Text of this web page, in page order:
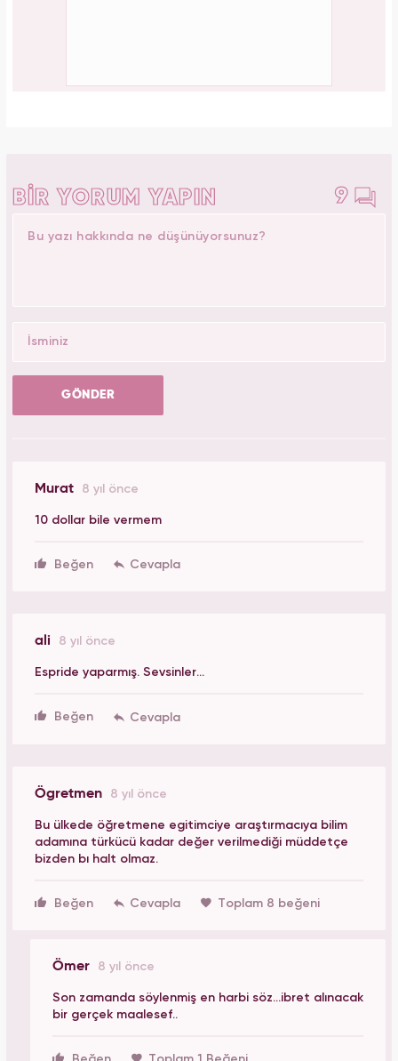
BİR YORUM YAPIN 9
GÖNDER
Murat 8 yıl önce
10 dollar bile vermem
Beğen
ali 8 yıl önce
Espride yaparmış. Sevsinler...
Beğen
Ögretmen 8 yıl önce
Bu ülkede öğretmene egitimciye araştırmacıya bilim
adamına türkücü kadar değer verilmediği müddetçe
bizden bı halt olmaz.
Beğen Toplam 8 beğeni
Ömer 8 yıl önce
Son zamanda söylenmiş en harbi söz...ibret alınacak
bir gerçek maalesef..